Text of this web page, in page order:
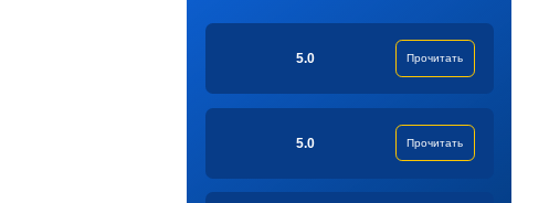
5.0 Прочитать
5.0 Прочитать